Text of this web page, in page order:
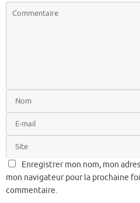
Enregistrer mon nom, mon
mon navigateur pour la prochaine
commentaire.